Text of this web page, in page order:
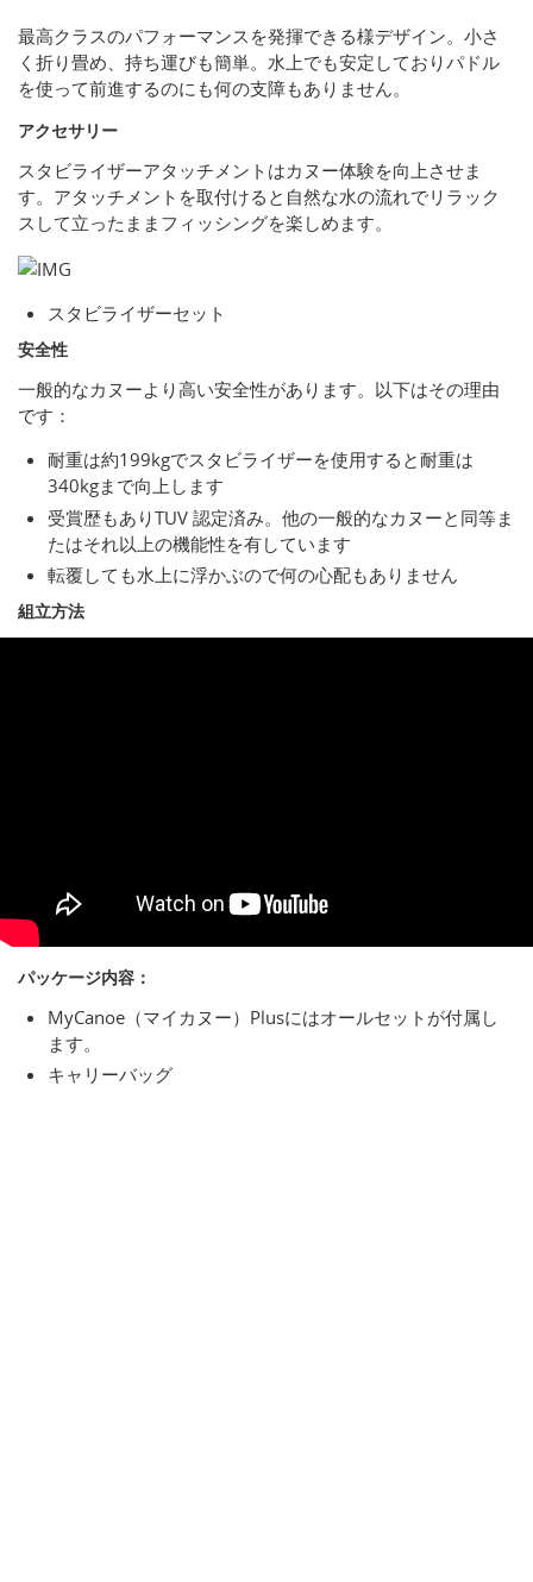
最高クラスのパフォーマンスを発揮できる様デザイン。小さ
く折り畳め、持ち運びも簡単。水上でも安定しておりパドル
を使って前進するのにも何の支障もありません。
アクセサリー
スタビライザーアタッチメントはカヌー体験を向上させま
す。アタッチメントを取付けると自然な水の流れでリラック
スして立ったままフィッシングを楽しめます。
スタビライザーセット
安全性
一般的なカヌーより高い安全性があります。以下はその理由
です：
耐重は約199kgでスタビライザーを使用すると耐重は
340kgまで向上します
受賞歴もありTUV 認定済み。他の一般的なカヌーと同等ま
たはそれ以上の機能性を有しています
転覆しても水上に浮かぶので何の心配もありません
組立方法
パッケージ内容：
MyCanoe（マイカヌー）Plusにはオールセットが付属し
ます。
キャリーバッグ